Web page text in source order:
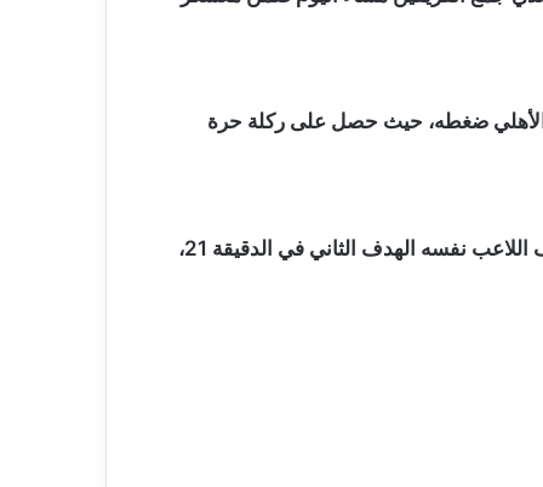
الأهلي ضغطه، حيث حصل على ركلة حرة
وجاء التقدم الأهلاوي مبكرًا في الدقيقة 8 عن طريق محمد شريف، بعد عرضية متقنة من طاهر محمد طاهر، ثم أضاف اللاعب نفسه الهدف الثاني في الدقيقة 21،